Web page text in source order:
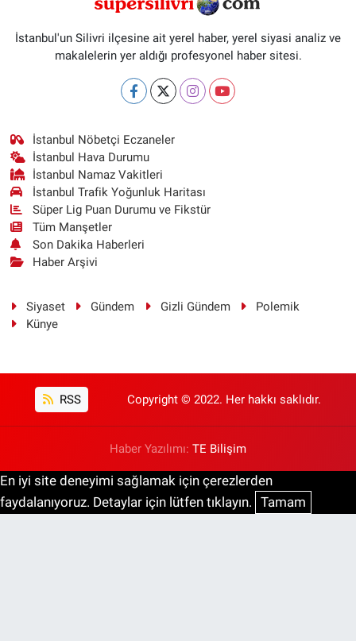
İstanbul'un Silivri ilçesine ait yerel haber, yerel siyasi analiz ve
makalelerin yer aldığı profesyonel haber sitesi.
İstanbul Nöbetçi Eczaneler
İstanbul Hava Durumu
İstanbul Namaz Vakitleri
İstanbul Trafik Yoğunluk Haritası
Süper Lig Puan Durumu ve Fikstür
Tüm Manşetler
Son Dakika Haberleri
Haber Arşivi
Siyaset Gündem Gizli Gündem
Polemik
Künye
RSS Copyright © 2022. Her hakkı saklıdır.
Haber Yazılımı: TE Bilişim
En iyi site deneyimi sağlamak için çerezlerden
faydalanıyoruz. Detaylar için lütfen tıklayın. Tamam